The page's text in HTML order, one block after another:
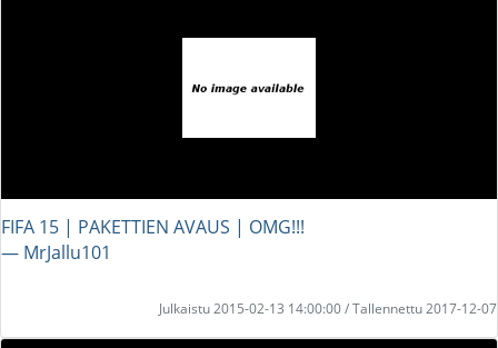
FIFA 15 | PAKETTIEN AVAUS | OMG!!!
― MrJallu101
Julkaistu 2015-02-13 14:00:00 / Tallennettu 2017-12-07